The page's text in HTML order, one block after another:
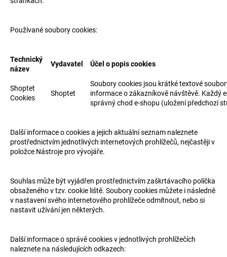
Používané soubory cookies:
Technický
název
Vydavatel Účel o popis cookies
Shoptet
Cookies
Shoptet
Soubory cookies jsou krátké textové
informace o zákazníkově návštěvě. Každý
správný chod e-shopu (uložení předchozí
Další informace o cookies a jejich aktuální seznam naleznete
prostřednictvím jednotlivých internetových prohlížečů, nejčastěji v
položce Nástroje pro vývojáře.
Souhlas může být vyjádřen prostřednictvím zaškrtávacího políčka
obsaženého v tzv. cookie liště. Soubory cookies můžete i následně
v nastavení svého internetového prohlížeče odmítnout, nebo si
nastavit užívání jen některých.
Další informace o správě cookies v jednotlivých prohlížečích
naleznete na následujících odkazech: